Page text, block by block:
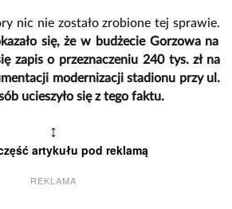
nic nie zostało zrobione tej sprawie.
się, że w budżecie Gorzowa na
zapis o przeznaczeniu 240 tys. zł na
modernizacji stadionu przy ul.
ucieszyło się z tego faktu.
↕
artykułu pod reklamą
REKLAMA